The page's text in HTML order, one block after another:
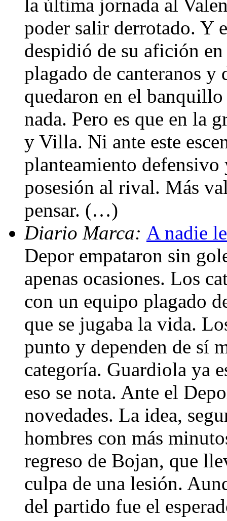
la última jornada al
poder salir derrotado. Y
despidió de su afición
plagado de canteranos y
quedaron en el
nada. Pero es que en la
y Villa. Ni ante este
planteamiento
posesión al rival. Más
pensar. (…)
Diario Marca: A nadie
Depor empataron sin
apenas ocasiones. Los
con un equipo plagado
que se jugaba la vida.
punto y dependen de sí
categoría. Guardiola ya
eso se nota. Ante el
novedades. La idea,
hombres con más
regreso de Bojan, que
culpa de una lesión.
del partido fue el